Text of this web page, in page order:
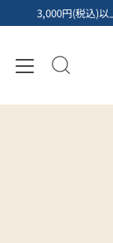
ン
3,000円(税込)以